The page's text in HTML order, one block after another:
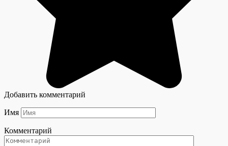
Добавить комментарий
Имя
Комментарий